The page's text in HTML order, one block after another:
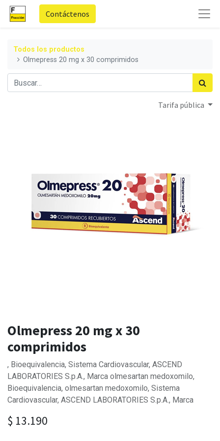
Contáctenos
Todos los productos
Olmepress 20 mg x 30 comprimidos
Tarifa pública
Olmepress 20 mg x 30
comprimidos
, Bioequivalencia, Sistema Cardiovascular, ASCEND
LABORATORIES S.p.A., Marca olmesartan medoxomilo,
Bioequivalencia, olmesartan medoxomilo, Sistema
Cardiovascular, ASCEND LABORATORIES S.p.A., Marca
$ 13.190